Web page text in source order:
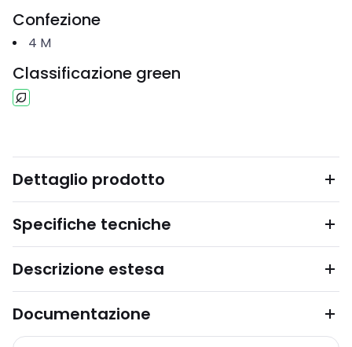
Confezione
4 M
Classificazione green
Dettaglio prodotto
Specifiche tecniche
Descrizione estesa
Documentazione